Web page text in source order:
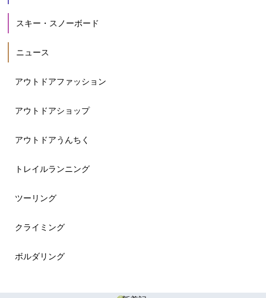
スキー・スノーボード
ニュース
アウトドアファッション
アウトドアショップ
アウトドアうんちく
トレイルランニング
ツーリング
クライミング
ボルダリング